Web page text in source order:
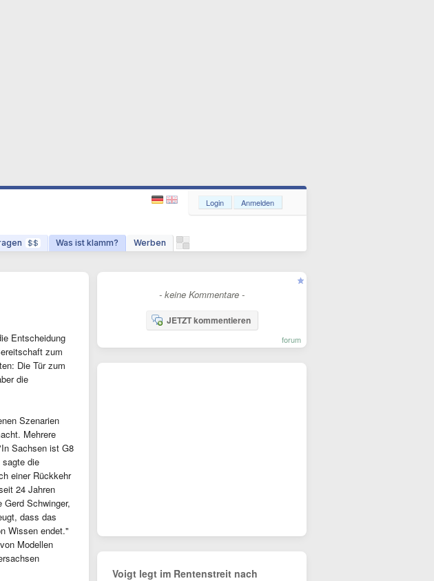
$$ Was ist klamm? Werben
Login Anmelden
Entscheidung
zum
Die Tür zum
die
Szenarien
Mehrere
Sachsen ist G8
die
einer Rückkehr
24 Jahren
Schwinger,
dass das
Wissen endet."
Modellen
- keine Kommentare -
JETZT kommentieren
forum
Voigt legt im Rentenstreit nach